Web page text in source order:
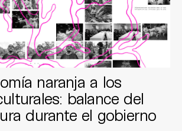
naranja a los
balance del
durante el gobierno